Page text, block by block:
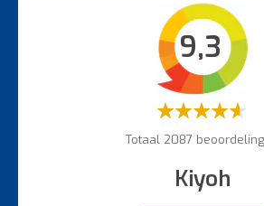
9,3
Waardering:
Totaal 2087
Kiyoh